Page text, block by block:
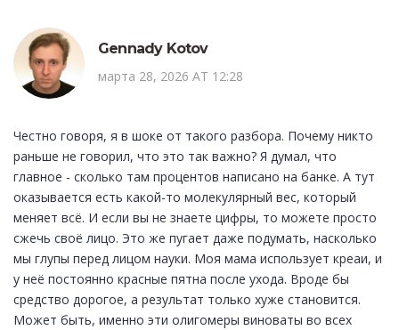
Gennady Kotov
марта 28, 2026 AT 12:28
Честно говоря, я в шоке от такого разбора. Почему никто
раньше не говорил, что это так важно? Я думал, что
главное - сколько там процентов написано на банке. А тут
оказывается есть какой-то молекулярный вес, который
меняет всё. И если вы не знаете цифры, то можете просто
сжечь своё лицо. Это же пугает даже подумать, насколько
мы глупы перед лицом науки. Моя мама использует креаи, и
у неё постоянно красные пятна после ухода. Вроде бы
средство дорогое, а результат только хуже становится.
Может быть, именно эти олигомеры виноваты во всех